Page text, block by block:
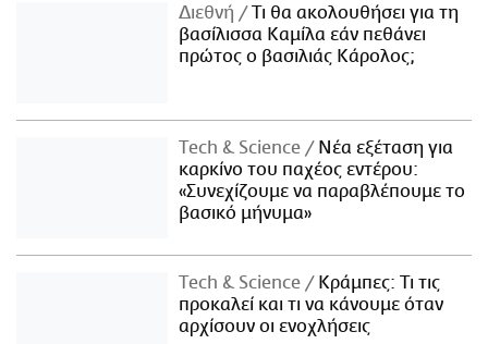
Διεθνή
Τι θα ακολουθήσει για τη
βασίλισσα Καμίλα εάν πεθάνει
πρώτος ο βασιλιάς Κάρολος;
Τech & Science
Νέα εξέταση για
καρκίνο του παχέος εντέρου:
«Συνεχίζουμε να παραβλέπουμε το
βασικό μήνυμα»
Τech & Science
Κράμπες: Τι τις
προκαλεί και τι να κάνουμε όταν
αρχίσουν οι ενοχλήσεις